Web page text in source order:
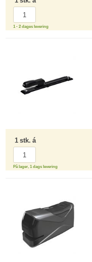
1 - 2 dages levering
1 stk. á
På lager, 1 dags levering